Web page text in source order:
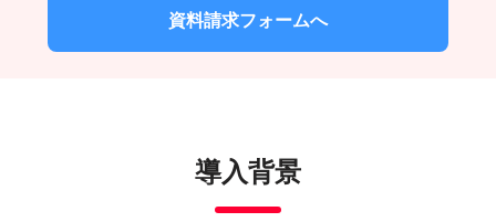
資料請求フォームへ
導入背景